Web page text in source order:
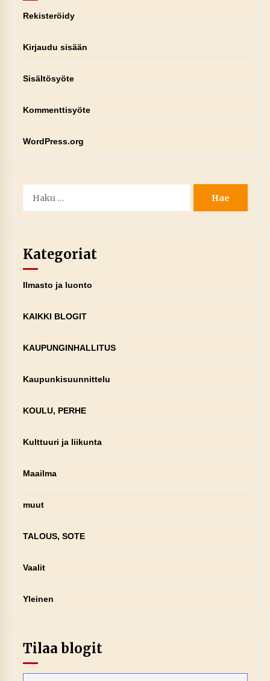
Rekisteröidy
Kirjaudu sisään
Sisältösyöte
Kommenttisyöte
WordPress.org
Kategoriat
Ilmasto ja luonto
KAIKKI BLOGIT
KAUPUNGINHALLITUS
Kaupunkisuunnittelu
KOULU, PERHE
Kulttuuri ja liikunta
Maailma
muut
TALOUS, SOTE
Vaalit
Yleinen
Tilaa blogit